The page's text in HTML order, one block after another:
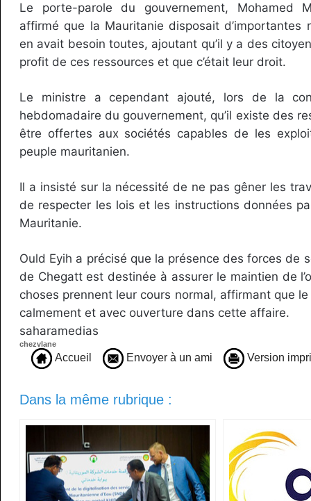
Le porte-parole du gouvernement, Mohamed
affirmé que la Mauritanie disposait d’importantes
en avait besoin toutes, ajoutant qu’il y a des
profit de ces ressources et que c’était leur droit.
Le ministre a cependant ajouté, lors de la
hebdomadaire du gouvernement, qu’il existe des
être offertes aux sociétés capables de les
peuple mauritanien.
Il a insisté sur la nécessité de ne pas gêner les
de respecter les lois et les instructions données
Mauritanie.
Ould Eyih a précisé que la présence des forces de
de Chegatt est destinée à assurer le maintien de
choses prennent leur cours normal, affirmant que
calmement et avec ouverture dans cette affaire.
saharamedias
chezvlane
Accueil Envoyer à un ami Version
Dans la même rubrique :